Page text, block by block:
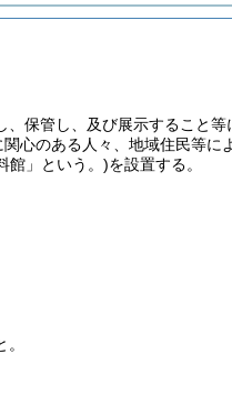
、保管し、及び展示すること等
心のある人々、地域住民等に
館」という。)を設置する。